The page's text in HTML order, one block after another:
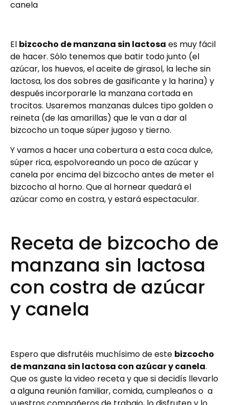
El bizcocho de manzana sin lactosa es muy fácil
de hacer. Sólo tenemos que batir todo junto (el
azúcar, los huevos, el aceite de girasol, la leche sin
lactosa, los dos sobres de gasificante y la harina) y
después incorporarle la manzana cortada en
trocitos. Usaremos manzanas dulces tipo golden o
reineta (de las amarillas) que le van a dar al
bizcocho un toque súper jugoso y tierno.
Y vamos a hacer una cobertura a esta coca dulce,
súper rica, espolvoreando un poco de azúcar y
canela por encima del bizcocho antes de meter el
bizcocho al horno. Que al hornear quedará el
azúcar como en costra, y estará espectacular.
Receta de bizcocho de
manzana sin lactosa
con costra de azúcar
y canela
Espero que disfrutéis muchísimo de este bizcocho
de manzana sin lactosa con azúcar y canela.
Que os guste la video receta y que si decidís llevarlo
a alguna reunión familiar, comida, cumpleaños o a